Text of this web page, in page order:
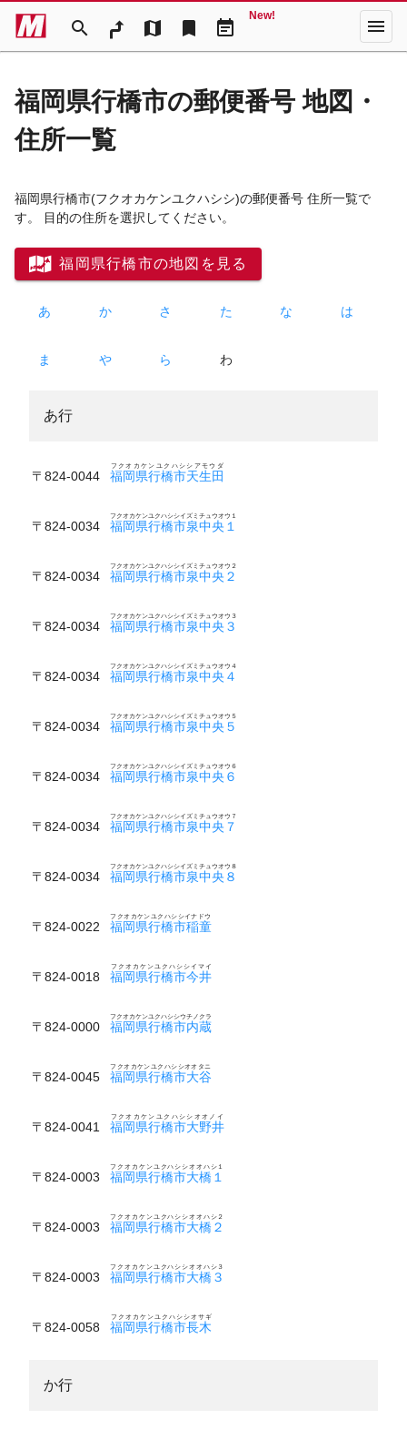
search map bookmark event_note
New! menu
福岡県行橋市の郵便番号 地図・
住所一覧
福岡県行橋市(フクオカケンユクハシシ)の郵便番号 住所一覧で
す。 目的の住所を選択してください。
福岡県行橋市の地図を見る
あ か さ た な は
ま や ら わ
あ行
〒824-0044 福岡県行橋市天生田
フクオカケンユクハシシアモウダ
〒824-0034 福岡県行橋市泉中央１
フクオカケンユクハシシイズミチュウオウ１
〒824-0034 福岡県行橋市泉中央２
フクオカケンユクハシシイズミチュウオウ２
〒824-0034 福岡県行橋市泉中央３
フクオカケンユクハシシイズミチュウオウ３
〒824-0034 福岡県行橋市泉中央４
フクオカケンユクハシシイズミチュウオウ４
〒824-0034 福岡県行橋市泉中央５
フクオカケンユクハシシイズミチュウオウ５
〒824-0034 福岡県行橋市泉中央６
フクオカケンユクハシシイズミチュウオウ６
〒824-0034 福岡県行橋市泉中央７
フクオカケンユクハシシイズミチュウオウ７
〒824-0034 福岡県行橋市泉中央８
フクオカケンユクハシシイズミチュウオウ８
〒824-0022 福岡県行橋市稲童
フクオカケンユクハシシイナドウ
〒824-0018 福岡県行橋市今井
フクオカケンユクハシシイマイ
〒824-0000 福岡県行橋市内蔵
フクオカケンユクハシシウチノクラ
〒824-0045 福岡県行橋市大谷
フクオカケンユクハシシオオタニ
〒824-0041 福岡県行橋市大野井
フクオカケンユクハシシオオノイ
〒824-0003 福岡県行橋市大橋１
フクオカケンユクハシシオオハシ１
〒824-0003 福岡県行橋市大橋２
フクオカケンユクハシシオオハシ２
〒824-0003 福岡県行橋市大橋３
フクオカケンユクハシシオオハシ３
〒824-0058 福岡県行橋市長木
フクオカケンユクハシシオサギ
か行